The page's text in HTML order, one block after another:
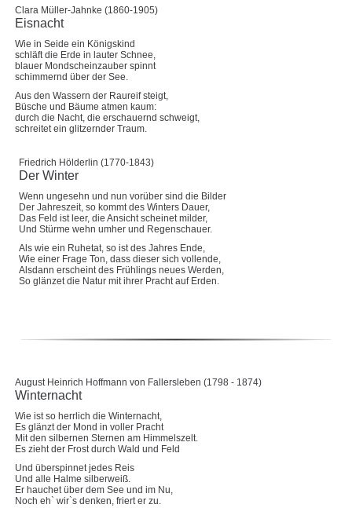
Clara Müller-Jahnke (1860-1905)
Eisnacht
Wie in Seide ein Königskind
schläft die Erde in lauter Schnee,
blauer Mondscheinzauber spinnt
schimmernd über der See.
Aus den Wassern der Raureif steigt,
Büsche und Bäume atmen kaum:
durch die Nacht, die erschauernd schweigt,
schreitet ein glitzernder Traum.
Friedrich Hölderlin (1770-1843)
Der Winter
Wenn ungesehn und nun vorüber sind die Bilder
Der Jahreszeit, so kommt des Winters Dauer,
Das Feld ist leer, die Ansicht scheinet milder,
Und Stürme wehn umher und Regenschauer.
Als wie ein Ruhetat, so ist des Jahres Ende,
Wie einer Frage Ton, dass dieser sich vollende,
Alsdann erscheint des Frühlings neues Werden,
So glänzet die Natur mit ihrer Pracht auf Erden.
August Heinrich Hoffmann von Fallersleben (1798 - 1874)
Winternacht
Wie ist so herrlich die Winternacht,
Es glänzt der Mond in voller Pracht
Mit den silbernen Sternen am Himmelszelt.
Es zieht der Frost durch Wald und Feld
Und überspinnet jedes Reis
Und alle Halme silberweiß.
Er hauchet über dem See und im Nu,
Noch eh` wir`s denken, friert er zu.